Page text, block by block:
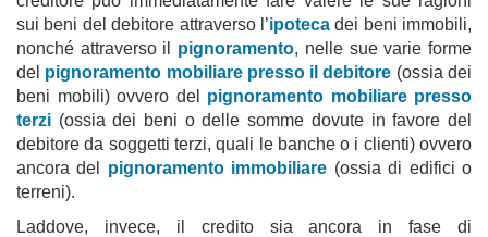
sui beni del debitore attraverso l’ipotecadei beni immobili,
nonché attraverso il pignoramento, nelle sue varie forme
del pignoramento mobiliare presso il debitore (ossia dei
beni mobili) ovvero del pignoramento mobiliare presso
terzi (ossia dei beni o delle somme dovute in favore del
debitore da soggetti terzi, quali le banche o i clienti) ovvero
ancora del pignoramento immobiliare (ossia di edifici o
terreni).
Laddove, invece, il credito sia ancora in fase di